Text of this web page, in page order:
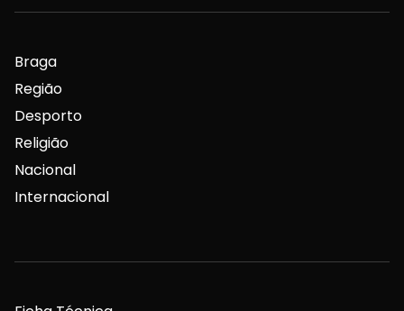
Braga
Região
Desporto
Religião
Nacional
Internacional